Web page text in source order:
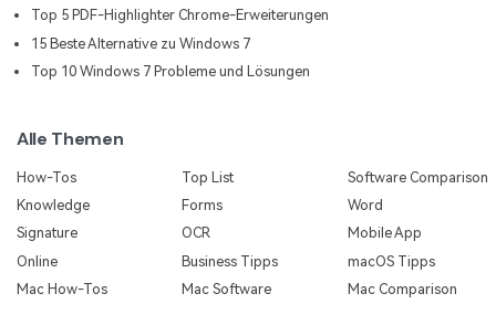
Top 5 PDF-Highlighter Chrome-Erweiterungen
15 Beste Alternative zu Windows 7
Top 10 Windows 7 Probleme und Lösungen
Alle Themen
How-Tos Top List
Software Comparison
Knowledge
Forms
Word
Signature
OCR
Mobile App
Online
Business Tipps
macOS Tipps
Mac How-Tos
Mac Software Mac Comparison